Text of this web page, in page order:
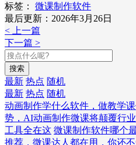
标签：
微课制作软件
最后更新：2026年3月26日
< 上一篇
下一篇 >
搜索
最新 热点 随机
最新 热点 随机
动画制作学什么软件，做教学
势，AI动画制作微课将颠覆行业
工具全在这 微课制作软件哪个
推荐，微课达人都在用，你还不